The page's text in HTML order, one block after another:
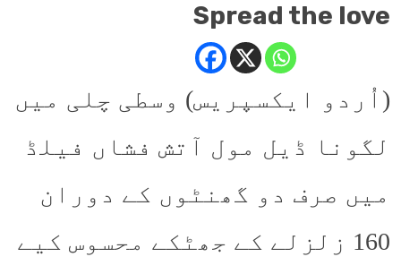
Spread the love
(اُردو ایکسپریس) وسطی چلی میں
لگونا ڈیل مول آتش فشاں فیلڈ
میں صرف دو گھنٹوں کے دوران
160 زلزلے کے جھٹکے محسوس کیے